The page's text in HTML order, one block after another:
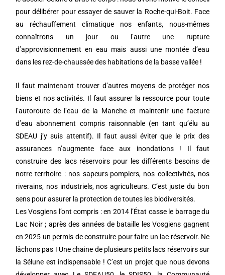
pour délibérer pour essayer de sauver la Roche-qui-Boit. Face
au réchauffement climatique nos enfants, nous-mêmes
connaîtrons un jour ou l’autre une rupture
d’approvisionnement en eau mais aussi une montée d’eau
dans les rez-de-chaussée des habitations de la basse vallée !
Il faut maintenant trouver d’autres moyens de protéger nos
biens et nos activités. Il faut assurer la ressource pour toute
l’autoroute de l’eau de la Manche et maintenir une facture
d’eau abonnement compris raisonnable (en tant qu’élu au
SDEAU j’y suis attentif). Il faut aussi éviter que le prix des
assurances n’augmente face aux inondations ! Il faut
construire des lacs réservoirs pour les différents besoins de
notre territoire : nos sapeurs-pompiers, nos collectivités, nos
riverains, nos industriels, nos agriculteurs. C’est juste du bon
sens pour assurer la protection de toutes les biodiversités.
Les Vosgiens l’ont compris : en 2014 l’État casse le barrage du
Lac Noir ; après des années de bataille les Vosgiens gagnent
en 2025 un permis de construire pour faire un lac réservoir. Ne
lâchons pas ! Une chaine de plusieurs petits lacs réservoirs sur
la Sélune est indispensable ! C’est un projet que nous devons